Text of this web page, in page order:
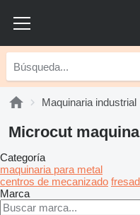
Maquinaria industrial
Microcut
Categoría
maquinaria para metal
centros de mecanizado
Marca